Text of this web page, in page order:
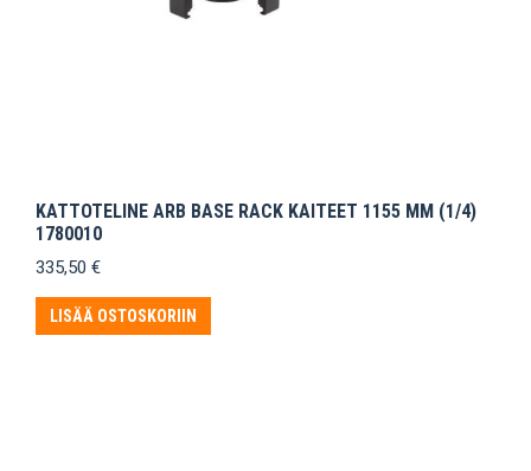
KATTOTELINE ARB BASE RACK KAITEET 1155 MM (1/4)
1780010
335,50 €
LISÄÄ OSTOSKORIIN